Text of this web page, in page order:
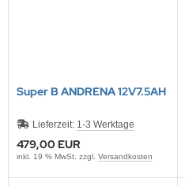
Super B ANDRENA 12V7.5AH
Lieferzeit: 1-3 Werktage
479,00 EUR
inkl. 19 % MwSt. zzgl. Versandkosten